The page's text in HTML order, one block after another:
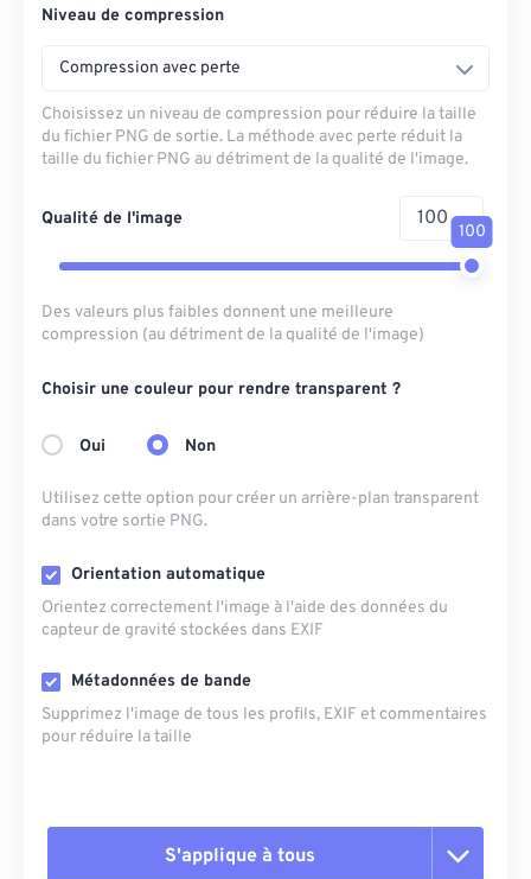
Niveau de compression
Compression avec perte
Choisissez un niveau de compression pour réduire la taille
du fichier PNG de sortie. La méthode avec perte réduit la
taille du fichier PNG au détriment de la qualité de l'image.
Qualité de l'image
100
Des valeurs plus faibles donnent une meilleure
compression (au détriment de la qualité de l'image)
Choisir une couleur pour rendre transparent ?
Oui Non
Utilisez cette option pour créer un arrière-plan transparent
dans votre sortie PNG.
Orientation automatique
Orientez correctement l'image à l'aide des données du
capteur de gravité stockées dans EXIF
Métadonnées de bande
Supprimez l'image de tous les profils, EXIF ​​et commentaires
pour réduire la taille
S'applique à tous